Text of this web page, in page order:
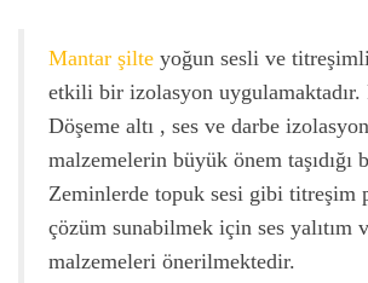
Mantar şilte yoğun sesli ve
etkili bir izolasyon uygulamaktadır.
Döşeme altı , ses ve darbe
malzemelerin büyük önem taşıdığı
Zeminlerde topuk sesi gibi titreşim
çözüm sunabilmek için ses yalıtım
malzemeleri önerilmektedir.